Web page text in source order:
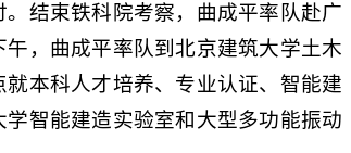
结束铁科院考察，曲成平率队赴广
，曲成平率队到北京建筑大学土木
本科人才培养、专业认证、智能建
智能建造实验室和大型多功能振动